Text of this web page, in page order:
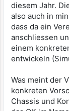
diesem Jahr.
also auch in
dass da ein
anschliessen
einem
entwickeln
Was meint der
konkreten
Chassis und